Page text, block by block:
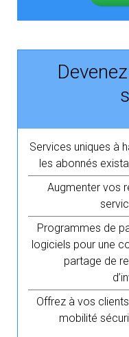
Services uniques à
les abonnés
Augmenter vos
Programmes de
logiciels pour une
partage de
Offrez à vos
mobilité